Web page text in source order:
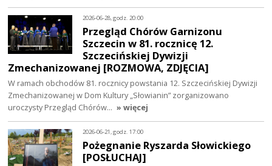
2026-06-28, godz. 20:00
Przegląd Chórów Garnizonu
Szczecin w 81. rocznicę 12.
Szczecińskiej Dywizji
Zmechanizowanej [ROZMOWA, ZDJĘCIA]
W ramach obchodów 81. rocznicy powstania 12. Szczecińskiej Dywizji
Zmechanizowanej w Dom Kultury „Słowianin” zorganizowano
uroczysty Przegląd Chórów… » więcej
2026-06-21, godz. 17:00
Pożegnanie Ryszarda Słowickiego
[POSŁUCHAJ]